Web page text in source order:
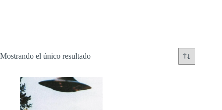
Mostrando el único resultado